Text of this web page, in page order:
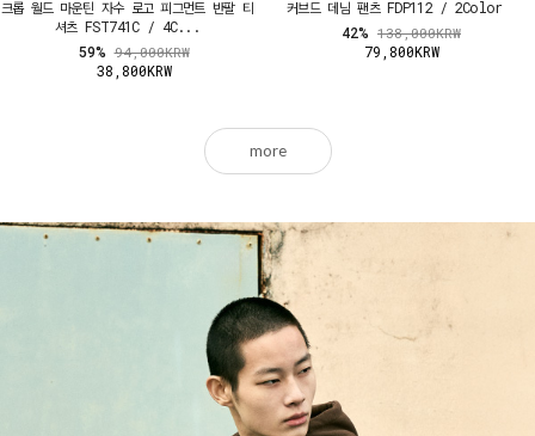
크롭 월드 마운틴 자수 로고 피그먼트 반팔 티
셔츠 FST741C / 4C...
59%94,000KRW
38,800KRW
커브드 데님 팬츠 FDP112 / 2Color
42% 138,000KRW
79,800KRW
more